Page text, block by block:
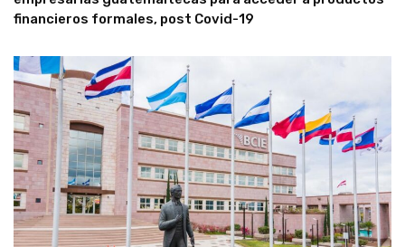
financieros formales, post Covid-19